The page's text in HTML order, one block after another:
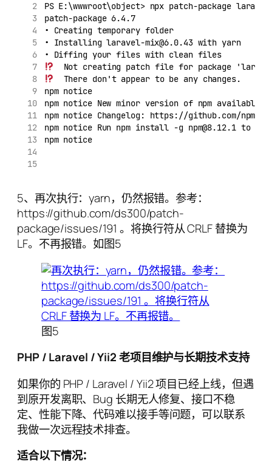
PS E:\wwwroot\object> npx patch-package
patch-package 6.4.7
• Creating temporary folder
• Installing laravel-mix@6.0.43 with yarn
• Diffing your files with clean files
Not creating patch file for package
  There don't appear to be any changes.
npm notice
npm notice New minor version of npm
npm notice Changelog: https://github.com/npm/
npm notice Run npm install -g npm@8.12.1 to
npm notice
5、再次执行：yarn，仍然报错。参考：
https://github.com/ds300/patch-
package/issues/191 。将换行符从 CRLF 替换为
LF。不再报错。如图5
图5
PHP / Laravel / Yii2 老项目维护与长期技术支持
如果你的 PHP / Laravel / Yii2 项目已经上线，但遇
到原开发离职、Bug 长期无人修复、接口不稳
定、性能下降、代码难以接手等问题，可以联系
我做一次远程技术排查。
适合以下情况：